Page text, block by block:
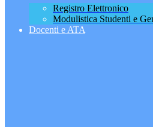
Registro Elettronico
Modulistica Studenti e
Docenti e ATA